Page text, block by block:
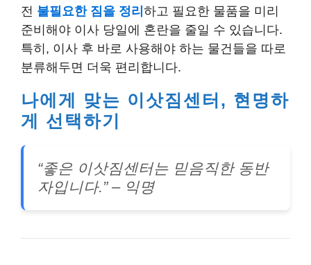
전 불필요한 짐을 정리 하고 필요한 물품을 미리
준비해야 이사 당일에 혼란을 줄일 수 있습니다.
특히, 이사 후 바로 사용해야 하는 물건들을 따로
분류해두면 더욱 편리합니다.
나에게 맞는 이삿짐센터, 현명하
게 선택하기
“좋은 이삿짐센터는 믿음직한 동반
자입니다.” – 익명